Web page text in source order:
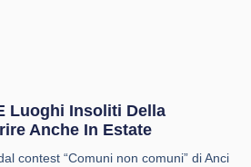
Luoghi Insoliti Della
Anche In Estate
contest “Comuni non comuni” di Anci